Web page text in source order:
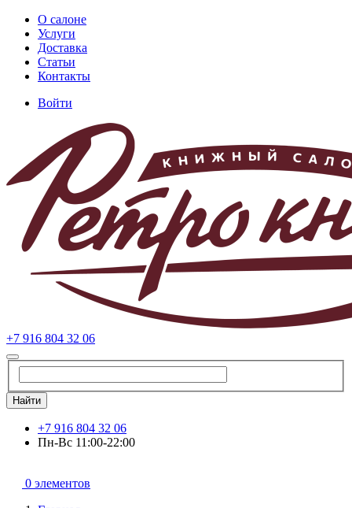
Перейти
основному
содержанию
Основная
навигация
О салоне
Услуги
Доставка
Статьи
Контакты
учётной
записи
пользователя
Войти
+7 916 804 32 06
Найти
+7 916 804 32 06
Пн-Вс 11:00-22:00
0 элементов